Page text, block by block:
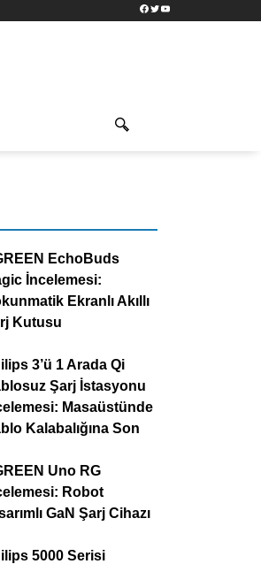
Facebook
TwitterYouTube
EchoBuds
İncelemesi:
Ekranlı Akıllı
Kutusu
3’ü 1 Arada Qi
Şarj İstasyonu
Masaüstünde
Kalabalığına Son
Uno RG
Robot
GaN Şarj Cihazı
5000 Serisi